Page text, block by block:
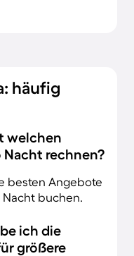
häufig
welchen
Nacht rechnen?
besten Angebote
Nacht buchen.
ich die
größere